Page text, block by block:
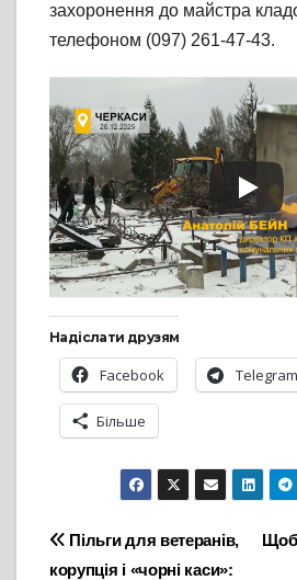
захоронення до майстра
телефоном (097) 261-47-43.
Надіслати друзям
Facebook Telegram
Більше
Навігація
Щоб
Пільги для ветеранів,
корупція і «чорні каси»: